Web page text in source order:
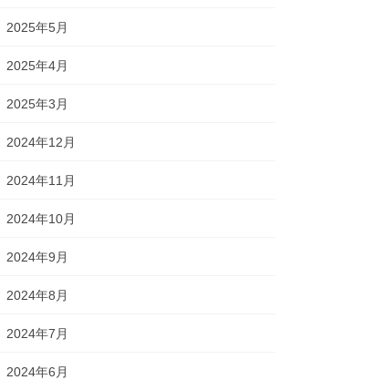
2025年5月
2025年4月
2025年3月
2024年12月
2024年11月
2024年10月
2024年9月
2024年8月
2024年7月
2024年6月